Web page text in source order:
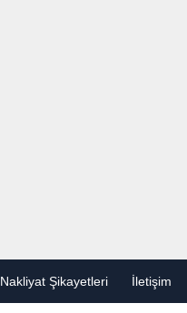
Nakliyat Şikayetleri İletişim